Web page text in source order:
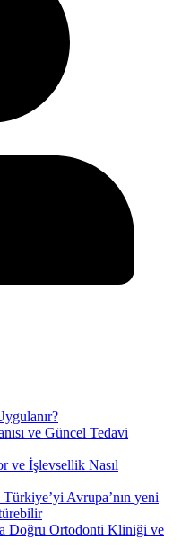
ve Güncel Tedavi
ve İşlevsellik Nasıl
Avrupa’nın yeni
Doğru Ortodonti Kliniği ve